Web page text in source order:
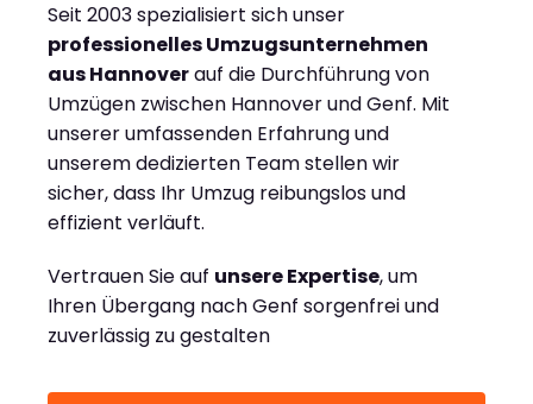
Seit 2003 spezialisiert sich unser
professionelles Umzugsunternehmen
aus Hannoverauf die Durchführung von
Umzügen zwischen Hannover und Genf. Mit
unserer umfassenden Erfahrung und
unserem dedizierten Team stellen wir
sicher, dass Ihr Umzug reibungslos und
effizient verläuft.
Vertrauen Sie auf unsere Expertise, um
Ihren Übergang nach Genf sorgenfrei und
zuverlässig zu gestalten